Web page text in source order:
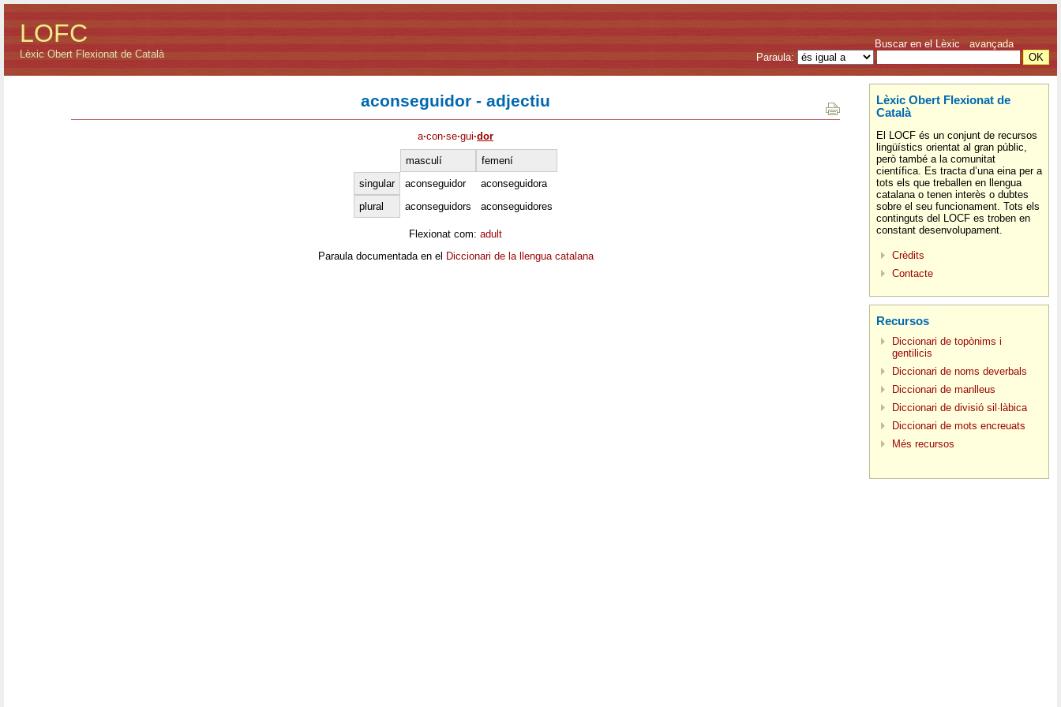
LOFC
Lèxic Obert Flexionat de Català
Buscar en el Lèxic avançada
Paraula:
aconseguidor - adjectiu
a·con·se·gui·dor
masculí
femení
singular
aconseguidor
aconseguidora
plural
aconseguidors aconseguidores
Flexionat com: adult
Paraula documentada en el Diccionari de la llengua catalana
Lèxic Obert Flexionat de
Català
El LOCF és un conjunt de recursos
lingüístics orientat al gran públic,
però també a la comunitat
científica. Es tracta d’una eina per a
tots els que treballen en llengua
catalana o tenen interès o dubtes
sobre el seu funcionament. Tots els
continguts del LOCF es troben en
constant desenvolupament.
Crèdits
Contacte
Recursos
Diccionari de topònims i
gentilicis
Diccionari de noms deverbals
Diccionari de manlleus
Diccionari de divisió sil·làbica
Diccionari de mots encreuats
Més recursos